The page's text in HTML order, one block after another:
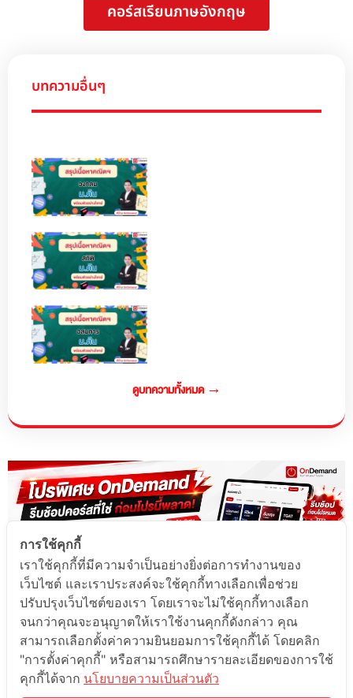
คอร์สเรียนภาษอังกฤษ
บทความอื่นๆ
ดูบทความทั้งหมด →
การใช้คุกกี้
เราใช้คุกกี้ที่มีความจำเป็นอย่างยิ่งต่อการทำงานของ
เว็บไซต์ และเราประสงค์จะใช้คุกกี้ทางเลือกเพื่อช่วย
ปรับปรุงเว็บไซต์ของเรา โดยเราจะไม่ใช้คุกกี้ทางเลือก
จนกว่าคุณจะอนุญาตให้เราใช้งานคุกกี้ดังกล่าว คุณ
สามารถเลือกตั้งค่าความยินยอมการใช้คุกกี้ได้ โดยคลิก
"การตั้งค่าคุกกี้" หรือสามารถศึกษารายละเอียดของการใช้
คุกกี้ได้จาก นโยบายความเป็นส่วนตัว